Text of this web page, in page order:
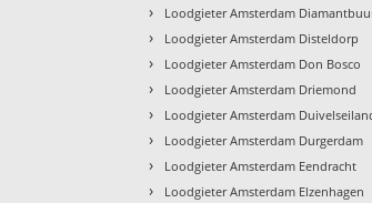
› Loodgieter Amsterdam
› Loodgieter Amsterdam Disteldorp
› Loodgieter Amsterdam Don Bosco
› Loodgieter Amsterdam Driemond
› Loodgieter Amsterdam
› Loodgieter Amsterdam Durgerdam
› Loodgieter Amsterdam Eendracht
› Loodgieter Amsterdam Elzenhagen